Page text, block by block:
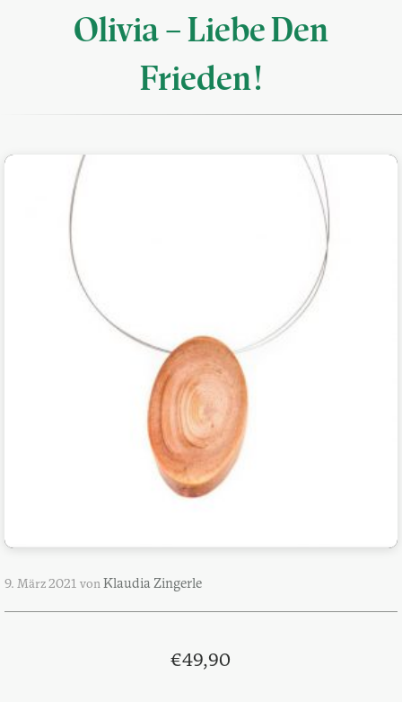
Olivia – Liebe Den
Frieden!
9. März 2021 von Klaudia Zingerle
€49,90